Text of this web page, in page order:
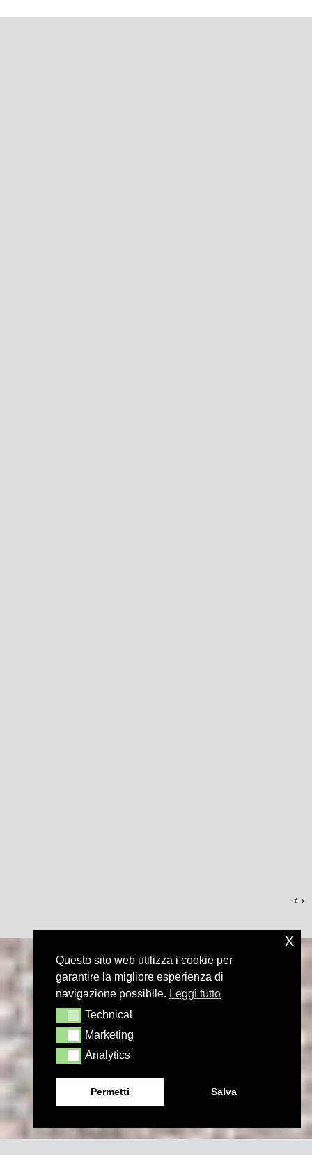
Questo sito web utilizza i cookie per
garantire la migliore esperienza di
navigazione possibile. Leggi tutto
TechnicalTechnical
MarketingMarketing
AnalyticsAnalytics
Permetti Salva
x